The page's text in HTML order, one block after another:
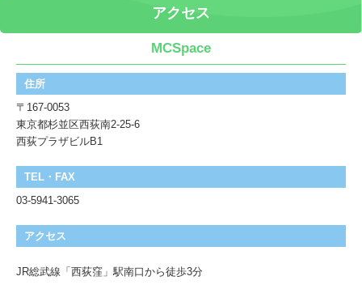
アクセス
MCSpace
住所
〒167-0053
東京都杉並区西荻南2-25-6
西荻プラザビルB1
TEL・FAX
03-5941-3065
アクセス
JR総武線「西荻窪」駅南口から徒歩3分